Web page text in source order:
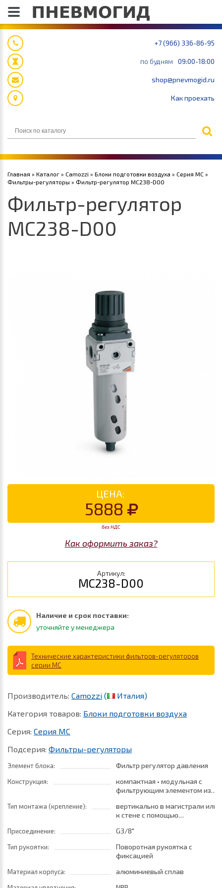
+7 (966) 336-86-95
по будням 09:00-18:00
shop@pnevmogid.ru
Как проехать
Главная » Каталог » Camozzi » Блоки подготовки воздуха » Серия MC »
Фильтры-регуляторы » Фильтр-регулятор MC238-D00
Фильтр-регулятор
MC238-D00
ЦЕНА:
5888
без НДС
Как оформить заказ?
Артикул:
MC238-D00
Наличие и срок поставки:
уточняйте у менеджера
Технические характеристики фильтров-регуляторов
серии MC
Производитель: Camozzi (
Италия)
Категория товаров: Блоки подготовки воздуха
Серия: Серия MC
Подсерия: Фильтры-регуляторы
Элемент блока: Фильтр регулятор давления
Конструкция:
компактная • модульная с
фильтрующим элементом из
Тип монтажа (крепление):
вертикально в магистрали или
к стене с помощью
Присоединение: G3/8"
Тип рукоятки:
Поворотная рукоятка с
фиксацией
Материал корпуса: алюминиевый сплав